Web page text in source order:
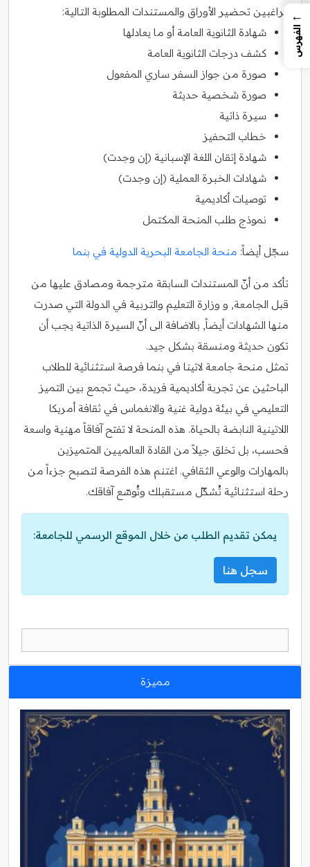
الراغبين تحضير الأوراق والمستندات المطلوبة التالية:
شهادة الثانوية العامة أو ما يعادلها
كشف درجات الثانوية العامة
صورة من جواز السفر ساري المفعول
صورة شخصية حديثة
سيرة ذاتية
خطاب التحفيز
شهادة إتقان اللغة الإسبانية (إن وجدت)
شهادات الخبرة العملية (إن وجدت)
توصيات أكاديمية
نموذج طلب المنحة المكتمل
سجّل أيضاً: منحة الجامعة البحرية الدولية في بنما
تأكد من أنّ المستندات السابقة مترجمة ومصادق عليها من
قبل الجامعة, و وزارة التعليم والتربية في الدولة التي صدرت
منها الشهادات أيضاً, بالاضافة الى أنّ السيرة الذاتية يجب أن
تكون حديثة ومنسقة بشكل جيد.
تمثل منحة جامعة لاتينا في بنما فرصة استثنائية للطلاب
الباحثين عن تجربة أكاديمية فريدة، حيث تجمع بين التميز
التعليمي في بيئة دولية غنية والانغماس في ثقافة أمريكا
اللاتينية النابضة بالحياة. هذه المنحة لا تفتح آفاقاً مهنية واسعة
فحسب، بل تخلق جيلاً من القادة العالميين المتميزين
بالمهارات والوعي الثقافي. اغتنم هذه الفرصة لتصبح جزءاً من
رحلة استثنائية تُشكّل مستقبلك وتُوسّع آفاقك.
يمكن تقديم الطلب من خلال الموقع الرسمي للجامعة:
سجل هنا
مميزة
←
الفهرس